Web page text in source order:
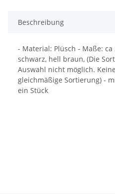
Beschreibung
- Material: Plüsch - Maße:
schwarz, hell braun, (Die
Auswahl nicht möglich.
gleichmäßige Sortierung) -
ein Stück